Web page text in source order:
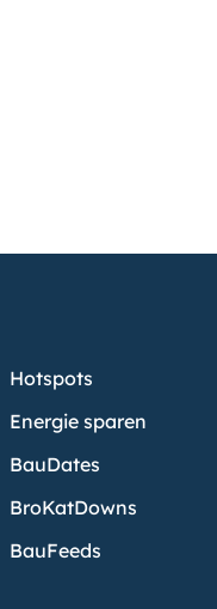
Hotspots
Energie sparen
BauDates
BroKatDowns
BauFeeds